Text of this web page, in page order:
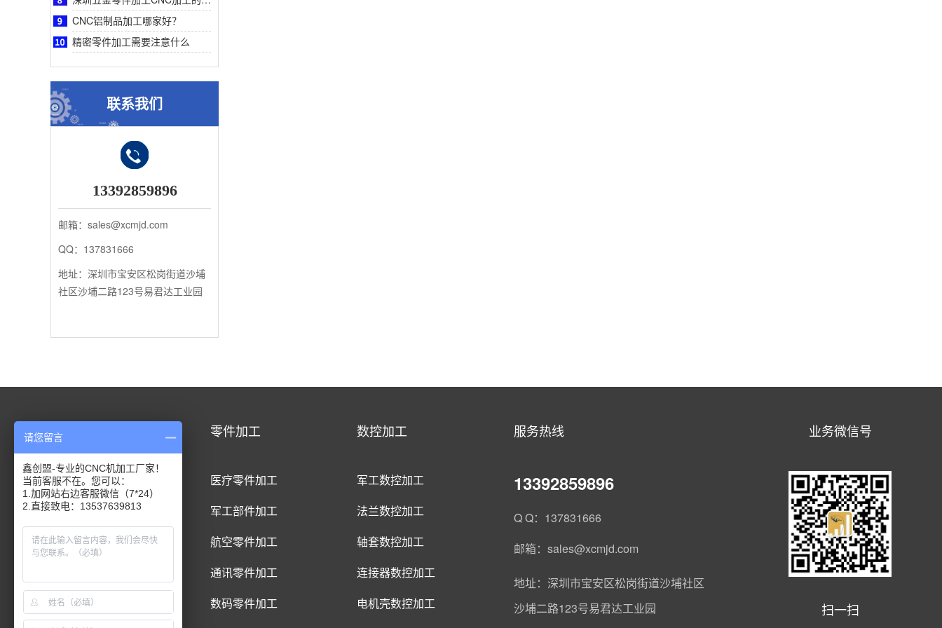
CNC铝制品加工哪家好？
精密零件加工需要注意什么
联系我们
13392859896
邮箱：sales@xcmjd.com
QQ：137831666
地址：深圳市宝安区松岗街道沙埔
社区沙埔二路123号易君达工业园
CNC加工
CNC铝合金加工
CNC钛合金加工
CNC精密件加工
CNC五金件加工
零件加工
医疗零件加工
军工部件加工
航空零件加工
通讯零件加工
数码零件加工
数控加工
军工数控加工
法兰数控加工
轴套数控加工
连接器数控加工
电机壳数控加工
服务热线
13392859896
Q Q：137831666
邮箱：sales@xcmjd.com
地址：深圳市宝安区松岗街道沙埔社区
沙埔二路123号易君达工业园
业务微信号
扫一扫
请您留言
鑫创盟-专业的CNC机加工厂家！
当前客服不在。您可以：
1.加网站右边客服微信（7*24）
2.直接致电：13537639813